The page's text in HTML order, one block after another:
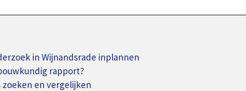
in Wijnandsrade inplannen
rapport?
en vergelijken